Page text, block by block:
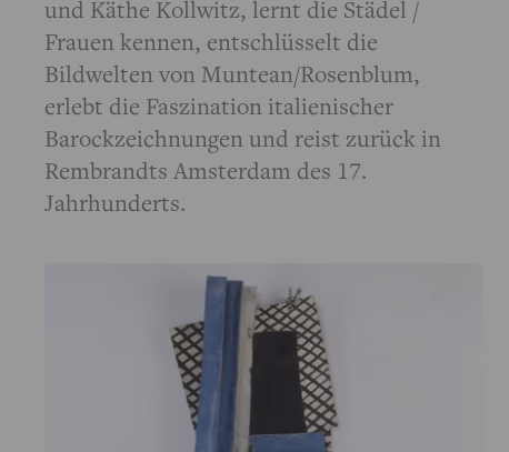
und Käthe Kollwitz, lernt die Städel /
Frauen kennen, entschlüsselt die
Bildwelten von Muntean/Rosenblum,
erlebt die Faszination italienischer
Barockzeichnungen und reist zurück in
Rembrandts Amsterdam des 17.
Jahrhunderts.